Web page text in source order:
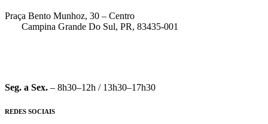
Praça Bento Munhoz, 30 – Centro
Campina Grande Do Sul, PR, 83435-001
Seg. a Sex. – 8h30–12h / 13h30–17h30
REDES SOCIAIS